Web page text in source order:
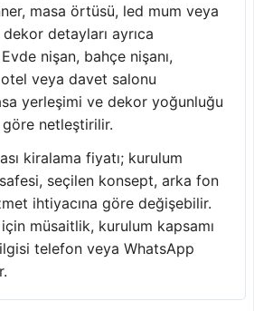
masa örtüsü, led mum veya
detayları ayrıca
nişan, bahçe nişanı,
veya davet salonu
yerleşimi ve dekor yoğunluğu
göre netleştirilir.
kiralama fiyatı; kurulum
seçilen konsept, arka fon
ihtiyacına göre değişebilir.
müsaitlik, kurulum kapsamı
telefon veya WhatsApp